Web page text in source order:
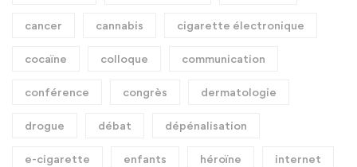
cancer cannabis cigarette électronique
cocaïne colloque communication
conférence congrès dermatologie
drogue débat dépénalisation
e-cigarette enfants héroïne internet